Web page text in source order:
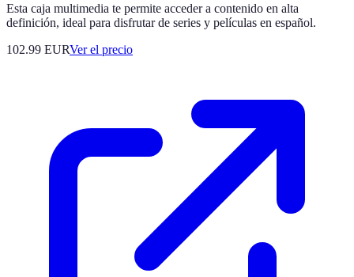
Esta caja multimedia te permite acceder a contenido en alta
definición, ideal para disfrutar de series y películas en español.
102.99 EURVer el precio